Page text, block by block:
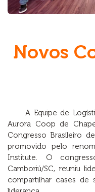
Novos
A Equipe de
Aurora Coop de
Congresso Brasileiro
promovido pelo
Institute. O
Camboriú/SC, reuniu
compartilhar cases